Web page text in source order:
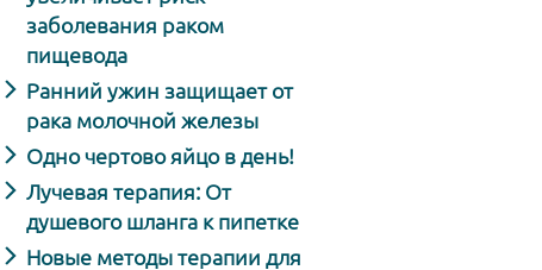
заболевания раком
пищевода
Ранний ужин защищает от
рака молочной железы
Одно чертово яйцо в день!
Лучевая терапия: От
душевого шланга к пипетке
Новые методы терапии для